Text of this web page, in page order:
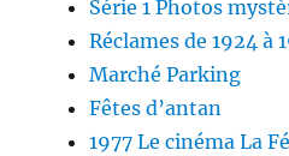
Série 1 Photos
Réclames de 1924 à
Marché Parking
Fêtes d’antan
1977 Le cinéma La